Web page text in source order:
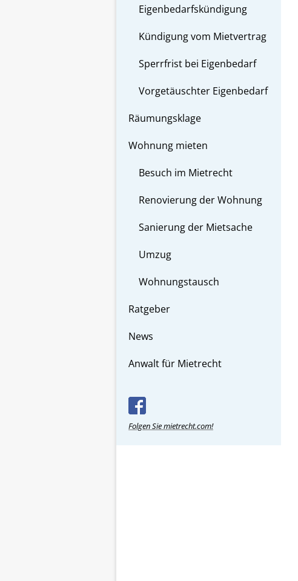
Eigenbedarfskündigung
Kündigung vom Mietvertrag
Sperrfrist bei Eigenbedarf
Vorgetäuschter Eigenbedarf
Räumungsklage
Wohnung mieten
Besuch im Mietrecht
Renovierung der Wohnung
Sanierung der Mietsache
Umzug
Wohnungstausch
Ratgeber
News
Anwalt für Mietrecht
Folgen Sie mietrecht.com!